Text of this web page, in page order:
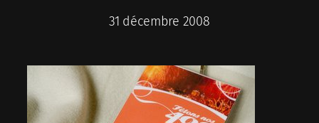
31 décembre 2008